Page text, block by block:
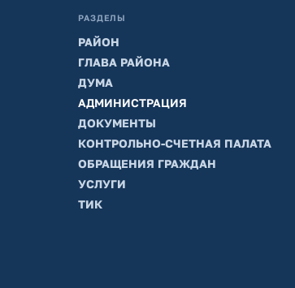
РАЗДЕЛЫ
РАЙОН
ГЛАВА РАЙОНА
ДУМА
АДМИНИСТРАЦИЯ
ДОКУМЕНТЫ
КОНТРОЛЬНО-СЧЕТНАЯ ПАЛАТА
ОБРАЩЕНИЯ ГРАЖДАН
УСЛУГИ
ТИК